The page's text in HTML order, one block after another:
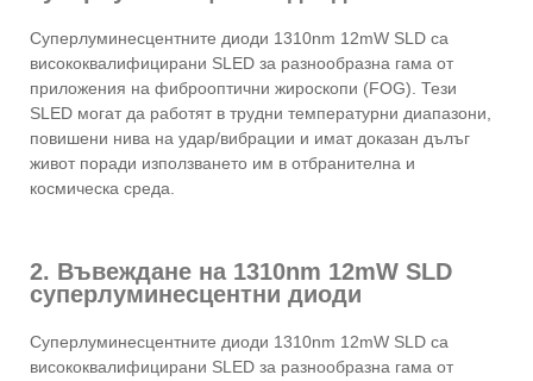
Суперлуминесцентните диоди 1310nm 12mW SLD са
висококвалифицирани SLED за разнообразна гама от
приложения на фиброоптични жироскопи (FOG). Тези
SLED могат да работят в трудни температурни диапазони,
повишени нива на удар/вибрации и имат доказан дълъг
живот поради използването им в отбранителна и
космическа среда.
2. Въвеждане на 1310nm 12mW SLD
суперлуминесцентни диоди
Суперлуминесцентните диоди 1310nm 12mW SLD са
висококвалифицирани SLED за разнообразна гама от